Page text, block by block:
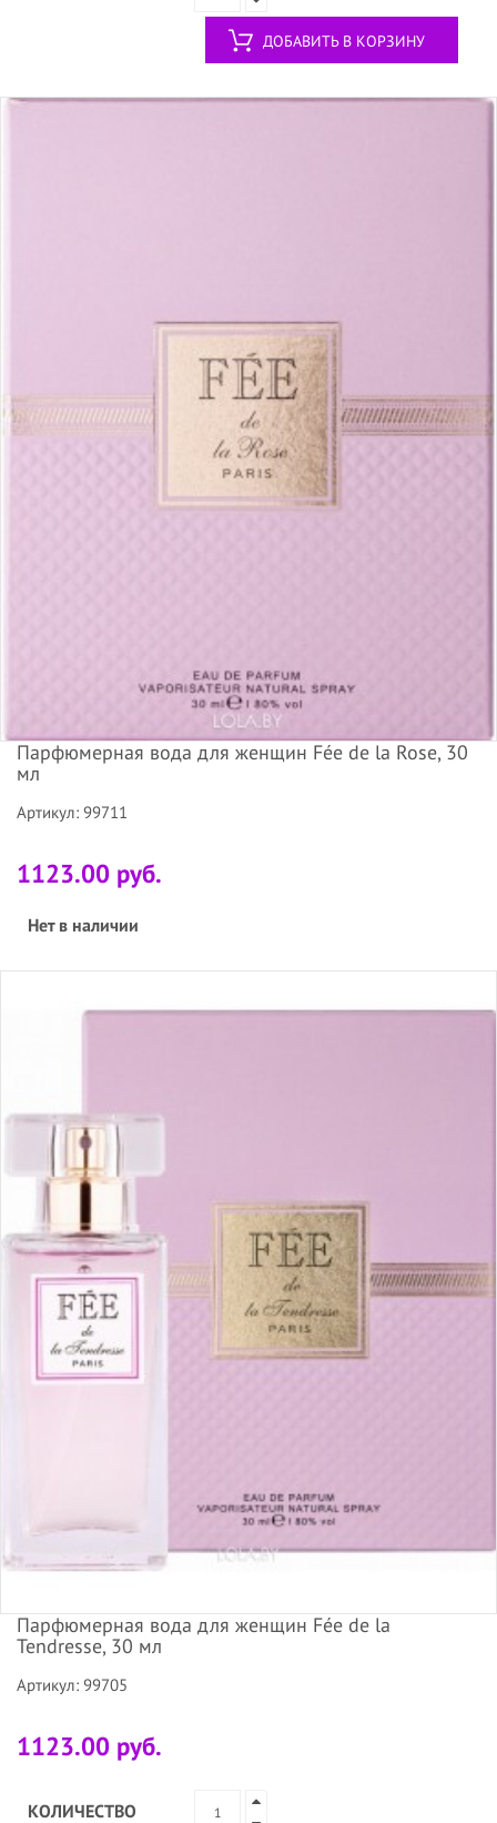
ДОБАВИТЬ В КОРЗИНУ
Парфюмерная вода для женщин Fée de la Rose, 30
мл
Артикул: 99711
1123.00 руб.
Нет в наличии
Парфюмерная вода для женщин Fée de la
Tendresse, 30 мл
Артикул: 99705
1123.00 руб.
КОЛИЧЕСТВО